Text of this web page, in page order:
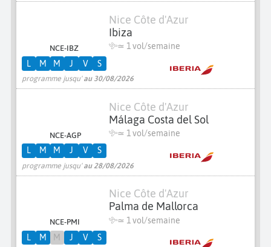
NCE-IBZ
Nice Côte d'Azur
Ibiza
≃ 1 vol/semaine
programme jusqu'au 30/08/2026
L M M J V S
NCE-AGP
Nice Côte d'Azur
Málaga Costa del Sol
≃ 1 vol/semaine
programme jusqu'au 28/08/2026
L M M J V S
NCE-PMI
Nice Côte d'Azur
Palma de Mallorca
≃ 1 vol/semaine
L M M J V S